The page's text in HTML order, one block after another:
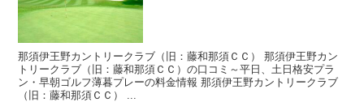
那須伊王野カントリークラブ（旧：藤和那須ＣＣ） 那須伊王野カン
トリークラブ（旧：藤和那須ＣＣ）の口コミ～平日、土日格安プラ
ン・早朝ゴルフ薄暮プレーの料金情報 那須伊王野カントリークラブ
（旧：藤和那須ＣＣ） ...